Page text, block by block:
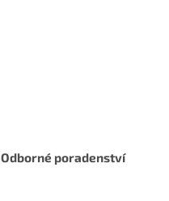
Odborné poradenství